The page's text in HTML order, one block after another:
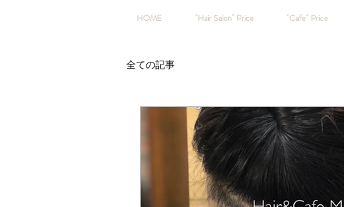
HOME "Hair Salon" Price "Cafe" Price
全ての記事